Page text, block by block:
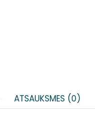
ATSAUKSMES (0)